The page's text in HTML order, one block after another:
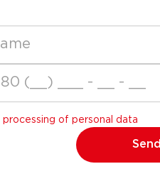
processing of personal data
Send